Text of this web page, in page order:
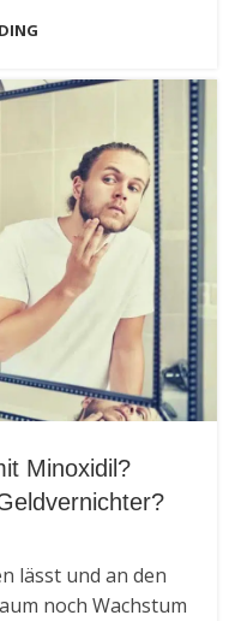
Minoxidil?
lässt und an den
noch Wachstum